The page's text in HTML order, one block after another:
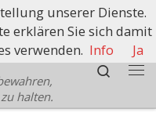
halten.
Search
unserer Dienste.
erklären Sie sich damit
verwenden. Info Ja